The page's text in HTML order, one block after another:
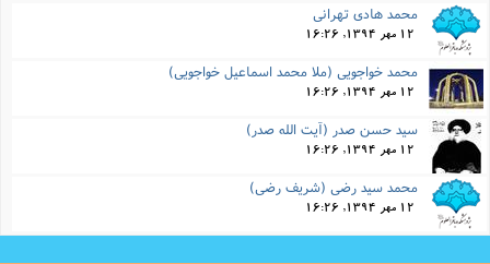
محمد هادی تهرانی
12 مهر 1394, 16:26
محمد خواجویی (ملا محمد اسماعیل خواجویی)
12 مهر 1394, 16:26
سید حسن صدر (آیت الله صدر)
12 مهر 1394, 16:26
محمد سید رضی (شریف رضى)
12 مهر 1394, 16:26